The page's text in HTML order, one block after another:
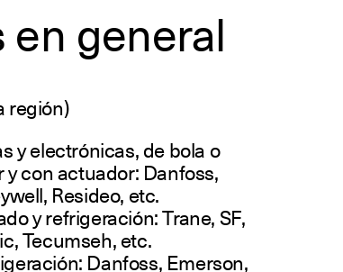
en general
región)
y electrónicas, de bola o
y con actuador: Danfoss,
Resideo, etc.
y refrigeración: Trane, SF,
Tecumseh, etc.
Danfoss, Emerson,